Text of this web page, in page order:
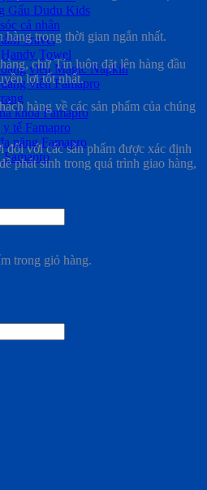
Gấu Dudu Kids
cá nhân
Travel
Towel
viên Magic Napkin
viên Famapro
khoa Famapro
tế Famapro
năng Famapro
trong giỏ hàng.
trong thời gian ngắn nhất.
chữ Tín luôn đặt lên hàng đầu
lợi tốt nhất.
hàng về các sản phẩm của chúng
với các sản phẩm được xác định
phát sinh trong quá trình giao hàng,